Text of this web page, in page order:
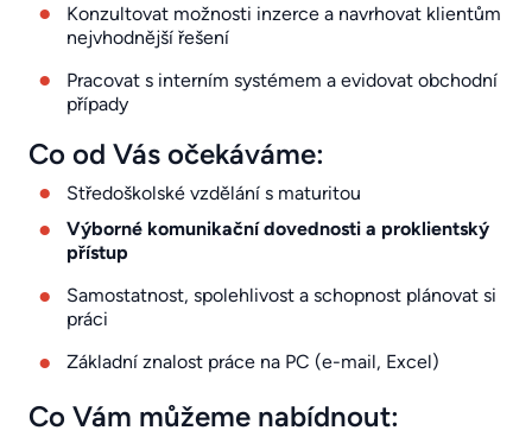
Konzultovat možnosti inzerce a navrhovat klientům
nejvhodnější řešení
Pracovat s interním systémem a evidovat obchodní
případy
Co od Vás očekáváme:
Středoškolské vzdělání s maturitou
Výborné komunikační dovednosti a proklientský
přístup
Samostatnost, spolehlivost a schopnost plánovat si
práci
Základní znalost práce na PC (e-mail, Excel)
Co Vám můžeme nabídnout: